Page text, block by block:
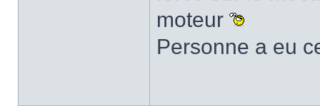
moteur
Personne a eu